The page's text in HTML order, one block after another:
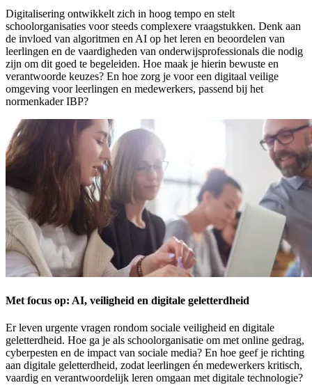
Digitalisering ontwikkelt zich in hoog tempo en stelt
schoolorganisaties voor steeds complexere vraagstukken. Denk aan
de invloed van algoritmen en AI op het leren en beoordelen van
leerlingen en de vaardigheden van onderwijsprofessionals die nodig
zijn om dit goed te begeleiden. Hoe maak je hierin bewuste en
verantwoorde keuzes? En hoe zorg je voor een digitaal veilige
omgeving voor leerlingen en medewerkers, passend bij het
normenkader IBP?
Met focus op: AI, veiligheid en digitale geletterdheid
Er leven urgente vragen rondom sociale veiligheid en digitale
geletterdheid. Hoe ga je als schoolorganisatie om met online gedrag,
cyberpesten en de impact van sociale media? En hoe geef je richting
aan digitale geletterdheid, zodat leerlingen én medewerkers kritisch,
vaardig en verantwoordelijk leren omgaan met digitale technologie?